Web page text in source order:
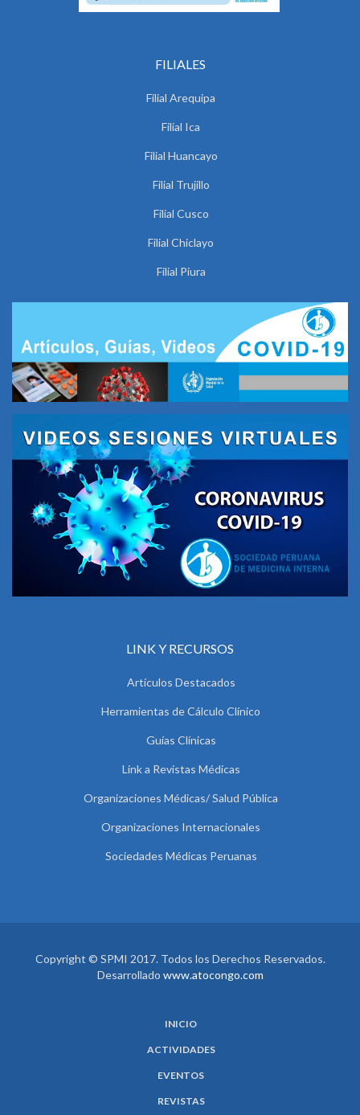
FILIALES
Filial Arequipa
Filial Ica
Filial Huancayo
Filial Trujillo
Filial Cusco
Filial Chiclayo
Filial Piura
LINK Y RECURSOS
Artículos Destacados
Herramientas de Cálculo Clínico
Guías Clínicas
Link a Revistas Médicas
Organizaciones Médicas/ Salud Pública
Organizaciones Internacionales
Sociedades Médicas Peruanas
Copyright © SPMI 2017. Todos los Derechos Reservados.
Desarrollado www.atocongo.com
INICIO
ACTIVIDADES
EVENTOS
REVISTAS